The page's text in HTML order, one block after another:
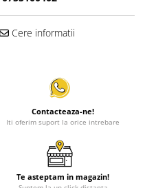
Cere informatii
Contacteaza-ne!
Iti oferim suport la orice intrebare
Te asteptam in magazin!